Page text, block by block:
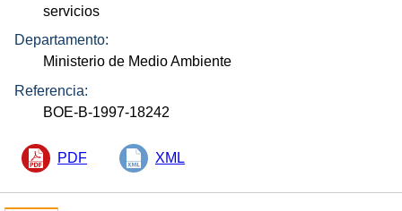
servicios
Departamento:
Ministerio de Medio Ambiente
Referencia:
BOE-B-1997-18242
PDF XML